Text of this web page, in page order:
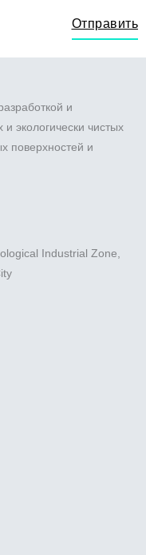
Отправить
и
экологически чистых
поверхностей и
Industrial Zone,